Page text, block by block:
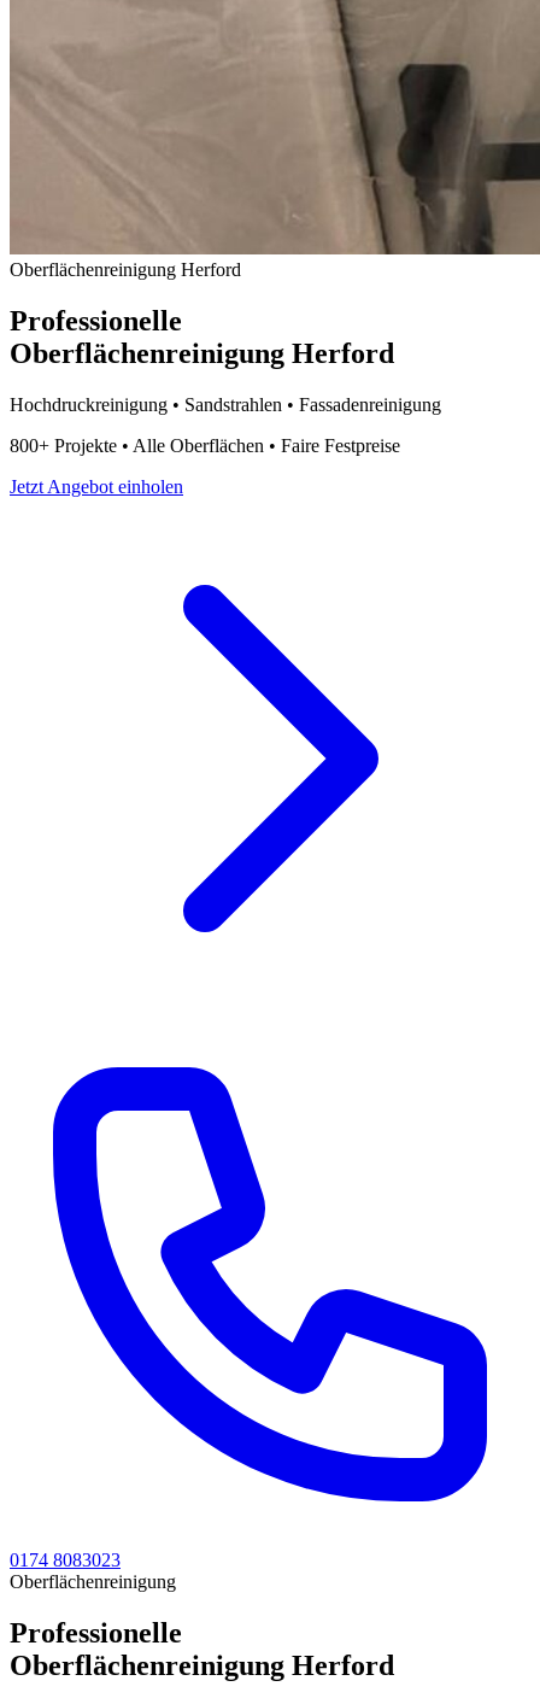
Oberflächenreinigung Herford
Professionelle
Oberflächenreinigung Herford
Hochdruckreinigung • Sandstrahlen • Fassadenreinigung
800+ Projekte • Alle Oberflächen • Faire Festpreise
Jetzt Angebot einholen
0174 8083023
Oberflächenreinigung
Professionelle
Oberflächenreinigung Herford